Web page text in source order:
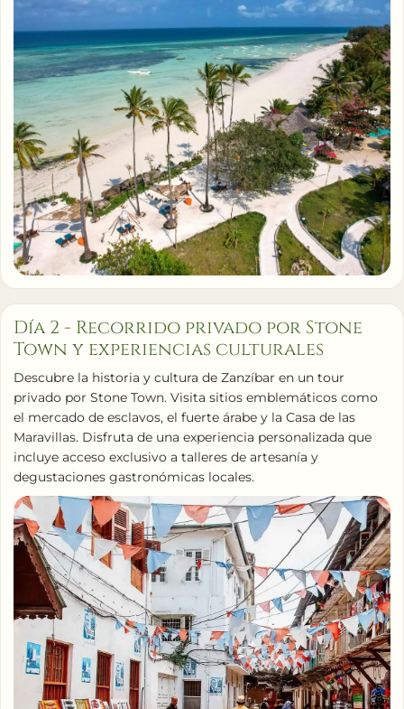
Día 2 - Recorrido privado por Stone
Town y experiencias culturales
Descubre la historia y cultura de Zanzíbar en un tour
privado por Stone Town. Visita sitios emblemáticos como
el mercado de esclavos, el fuerte árabe y la Casa de las
Maravillas. Disfruta de una experiencia personalizada que
incluye acceso exclusivo a talleres de artesanía y
degustaciones gastronómicas locales.